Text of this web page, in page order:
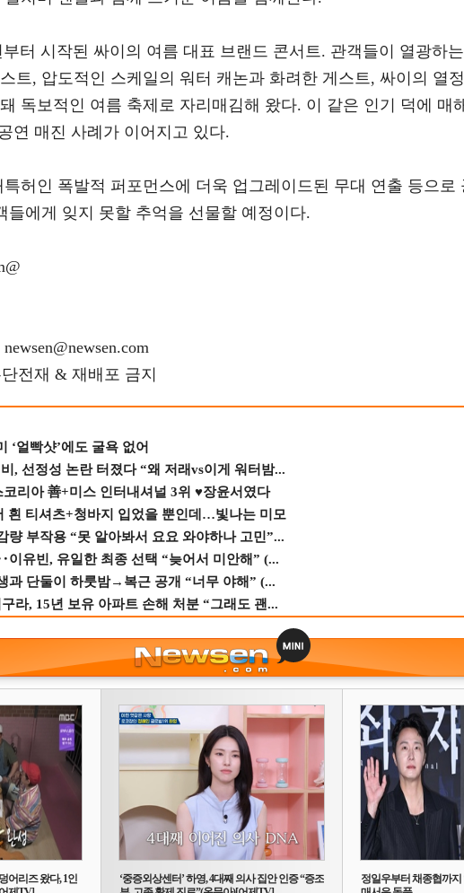
부터 시작된 싸이의 여름 대표 브랜드 콘서트. 관객들이 열광하
트, 압도적인 스케일의 워터 캐논과 화려한 게스트, 싸이의 열
독보적인 여름 축제로 자리매김해 왔다. 이 같은 인기 덕에 매
연 매진 사례가 이어지고 있다.
허인 폭발적 퍼포먼스에 더욱 업그레이드된 무대 연출 등으로
들에게 잊지 못할 추억을 선물할 예정이다.
전재 & 재배포 금지
‘얼빡샷’에도 굴욕 없어
, 선정성 논란 터졌다 “왜 저래vs이게 워터밤...
코리아 善+미스 인터내셔널 3위 ♥장윤서였다
흰 티셔츠+청바지 입었을 뿐인데…빛나는 미모
부작용 “못 알아봐서 요요 와야하나 고민”...
유빈, 유일한 최종 선택 “늦어서 미안해” (...
과 단둘이 하룻밤→복근 공개 “너무 야해” (...
라, 15년 보유 아파트 손해 처분 “그래도 괜...
어리즈 왔다, 1인
‘중증외상센터’ 하영, 4대째 의사 집안 인증 “증조
정일우부터 채종협까지